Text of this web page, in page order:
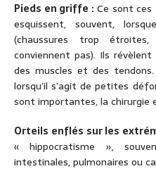
Pieds en griffe :Ce sont ces
esquissent, souvent,
(chaussures trop
conviennent pas). Ils
des muscles et des
lorsqu’il s’agit de petites
sont importantes, la chirurgie
Orteils enflés sur les
« hippocratisme »,
intestinales, pulmonaires ou